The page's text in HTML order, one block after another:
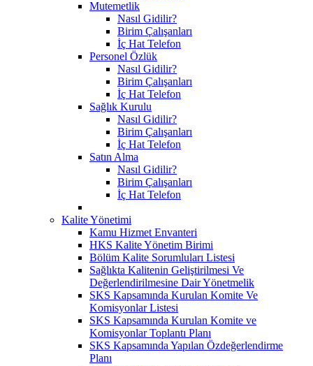
Mutemetlik
Nasıl Gidilir?
Birim Çalışanları
İç Hat Telefon
Personel Özlük
Nasıl Gidilir?
Birim Çalışanları
İç Hat Telefon
Sağlık Kurulu
Nasıl Gidilir?
Birim Çalışanları
İç Hat Telefon
Satın Alma
Nasıl Gidilir?
Birim Çalışanları
İç Hat Telefon
Kalite Yönetimi
Kamu Hizmet Envanteri
HKS Kalite Yönetim Birimi
Bölüm Kalite Sorumluları Listesi
Sağlıkta Kalitenin Geliştirilmesi Ve
Değerlendirilmesine Dair Yönetmelik
SKS Kapsamında Kurulan Komite Ve
Komisyonlar Listesi
SKS Kapsamında Kurulan Komite ve
Komisyonlar Toplantı Planı
SKS Kapsamında Yapılan Özdeğerlendirme
Planı